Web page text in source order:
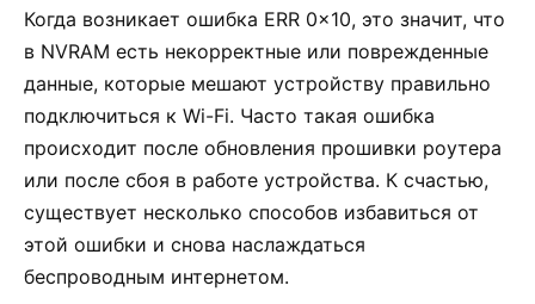
Когда возникает ошибка ERR 0x10, это значит, что
в NVRAM есть некорректные или поврежденные
данные, которые мешают устройству правильно
подключиться к Wi-Fi. Часто такая ошибка
происходит после обновления прошивки роутера
или после сбоя в работе устройства. К счастью,
существует несколько способов избавиться от
этой ошибки и снова наслаждаться
беспроводным интернетом.